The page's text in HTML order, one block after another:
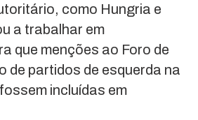
como Hungria e
a trabalhar em
que menções ao Foro de
de partidos de esquerda na
incluídas em